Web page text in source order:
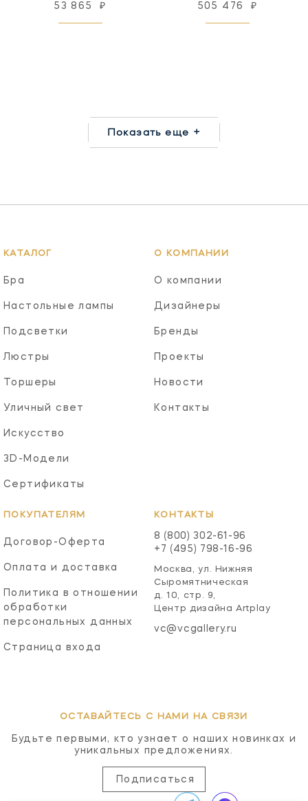
53 865 ₽ 505 476 ₽
Показать еще +
КАТАЛОГ
Бра
Настольные лампы
Подсветки
Люстры
Торшеры
Уличный свет
Искусство
3D-Модели
Сертификаты
О КОМПАНИИ
О компании
Дизайнеры
Бренды
Проекты
Новости
Контакты
ПОКУПАТЕЛЯМ
Договор-Оферта
Оплата и доставка
Политика в отношении
обработки
персональных данных
Страница входа
КОНТАКТЫ
8 (800) 302-61-96
+7 (495) 798-16-96
Москва, ул. Нижняя
Сыромятническая
д. 10, стр. 9,
Центр дизайна Artplay
vc@vcgallery.ru
ОСТАВАЙТЕСЬ С НАМИ НА СВЯЗИ
Будьте первыми, кто узнает о наших новинках и
уникальных предложениях.
Подписаться